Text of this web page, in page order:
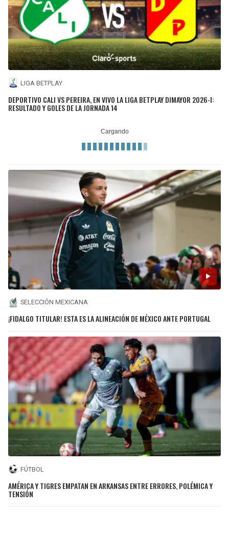
LIGA BETPLAY
DEPORTIVO CALI VS PEREIRA, EN VIVO LA LIGA BETPLAY DIMAYOR 2026-I:
RESULTADO Y GOLES DE LA JORNADA 14
SELECCIÓN MEXICANA
¡FIDALGO TITULAR! ESTA ES LA ALINEACIÓN DE MÉXICO ANTE PORTUGAL
FÚTBOL
AMÉRICA Y TIGRES EMPATAN EN ARKANSAS ENTRE ERRORES, POLÉMICA Y
TENSIÓN